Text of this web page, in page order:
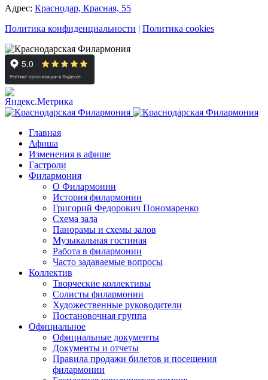
Адрес: Краснодар, Красная, 55
Политика конфиденциальности | Политика cookies
Главная
Афиша
Изменения в афише
Гастроли
Филармония
О Филармонии
История филармонии
Григорий Федорович Пономаренко
Схема зала
Панорамы и схемы залов
Музыкальная гостиная
Работа в филармонии
Часто задаваемые вопросы
Коллектив
Творческие коллективы
Солисты филармонии
Художественные руководители
Постановочная группа
Официальное
Официальные документы
Документы и отчеты
Правила продажи билетов и посещения
филармонии